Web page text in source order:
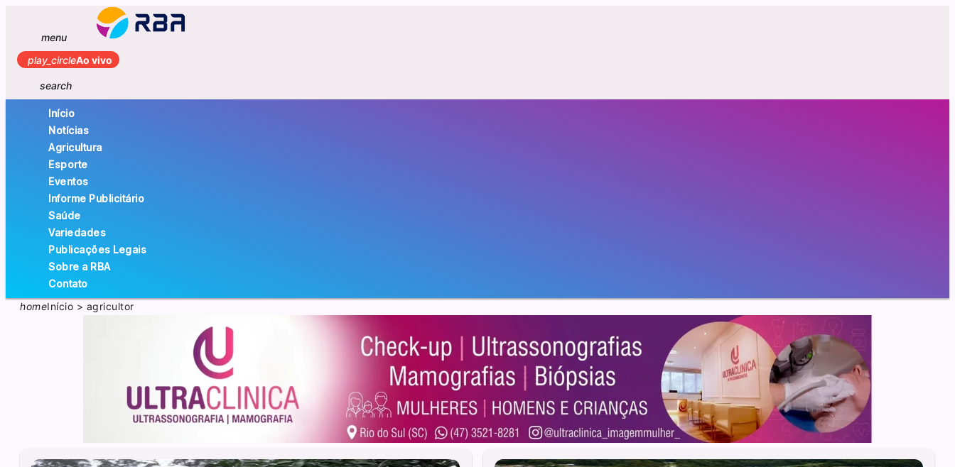
menu
play_circleAo vivo
search
Início
Notícias
Agricultura
Esporte
Eventos
Informe Publicitário
Saúde
Variedades
Publicações Legais
Sobre a RBA
Contato
homeInício > agricultor